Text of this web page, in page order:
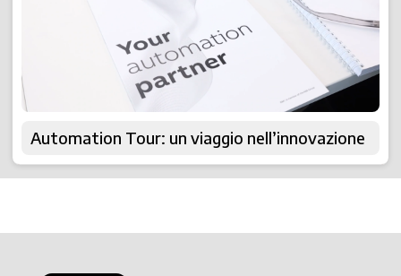
Automation Tour: un viaggio nell’innovazione